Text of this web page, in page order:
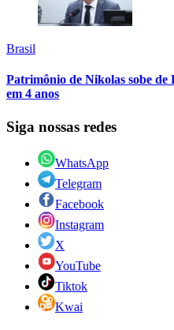
Brasil
Patrimônio de Nikolas sobe de
em 4 anos
Siga nossas redes
WhatsApp
Telegram
Facebook
Instagram
X
YouTube
Tiktok
Kwai